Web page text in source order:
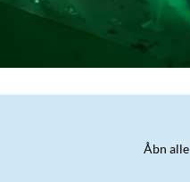
Åbn alle